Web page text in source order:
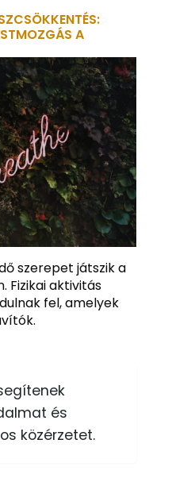
A
szerepet játszik a
Fizikai aktivitás
fel, amelyek
és
közérzetet.